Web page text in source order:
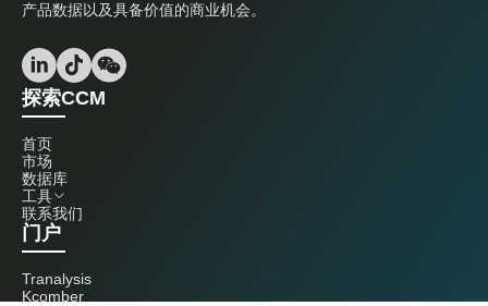
产品数据以及具备价值的商业机会。
探索CCM
首页
市场
数据库
工具
联系我们
门户
Tranalysis
Kcomber